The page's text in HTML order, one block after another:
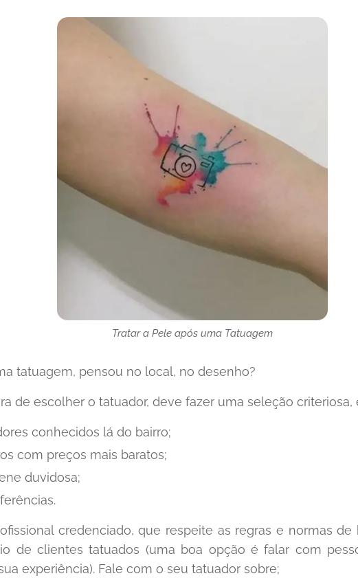
Tratar a Pele após uma Tatuagem
tatuagem, pensou no local, no desenho?
de escolher o tatuador, deve fazer uma seleção criteriosa,
conhecidos lá do bairro;
com preços mais baratos;
duvidosa;
credenciado, que respeite as regras e normas
de clientes tatuados (uma boa opção é falar com
experiência). Fale com o seu tatuador sobre;